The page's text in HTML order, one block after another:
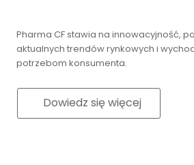
Pharma CF stawia na innowacyjność,
aktualnych trendów rynkowych i
potrzebom konsumenta.
Dowiedz się więcej